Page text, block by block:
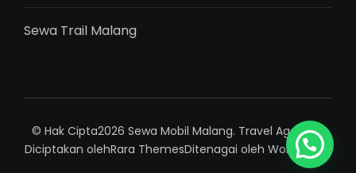
Sewa Trail Malang
© Hak Cipta2026 Sewa Mobil Malang. Travel Agency |
Diciptakan olehRara ThemesDitenagai oleh WordPress